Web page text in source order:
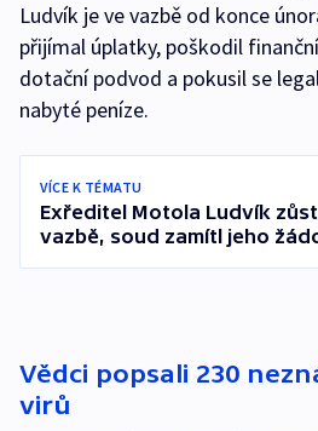
Ludvík je ve vazbě od konce
přijímal úplatky, poškodil
dotační podvod a pokusil se
nabyté peníze.
VÍCE K TÉMATU
Exředitel Motola Ludvík
vazbě, soud zamítl jeho
Vědci popsali 230
virů